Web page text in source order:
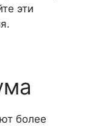
эти
более